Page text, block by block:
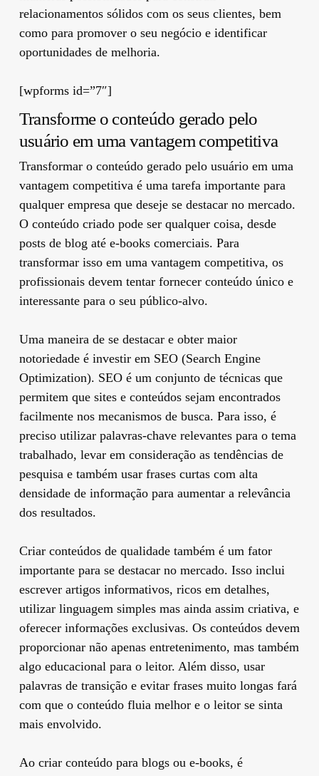
relacionamentos sólidos com os seus clientes, bem
como para promover o seu negócio e identificar
oportunidades de melhoria.
[wpforms id=”7″]
Transforme o conteúdo gerado pelo
usuário em uma vantagem competitiva
Transformar o conteúdo gerado pelo usuário em uma
vantagem competitiva é uma tarefa importante para
qualquer empresa que deseje se destacar no mercado.
O conteúdo criado pode ser qualquer coisa, desde
posts de blog até e-books comerciais. Para
transformar isso em uma vantagem competitiva, os
profissionais devem tentar fornecer conteúdo único e
interessante para o seu público-alvo.
Uma maneira de se destacar e obter maior
notoriedade é investir em SEO (Search Engine
Optimization). SEO é um conjunto de técnicas que
permitem que sites e conteúdos sejam encontrados
facilmente nos mecanismos de busca. Para isso, é
preciso utilizar palavras-chave relevantes para o tema
trabalhado, levar em consideração as tendências de
pesquisa e também usar frases curtas com alta
densidade de informação para aumentar a relevância
dos resultados.
Criar conteúdos de qualidade também é um fator
importante para se destacar no mercado. Isso inclui
escrever artigos informativos, ricos em detalhes,
utilizar linguagem simples mas ainda assim criativa, e
oferecer informações exclusivas. Os conteúdos devem
proporcionar não apenas entretenimento, mas também
algo educacional para o leitor. Além disso, usar
palavras de transição e evitar frases muito longas fará
com que o conteúdo fluia melhor e o leitor se sinta
mais envolvido.
Ao criar conteúdo para blogs ou e-books, é